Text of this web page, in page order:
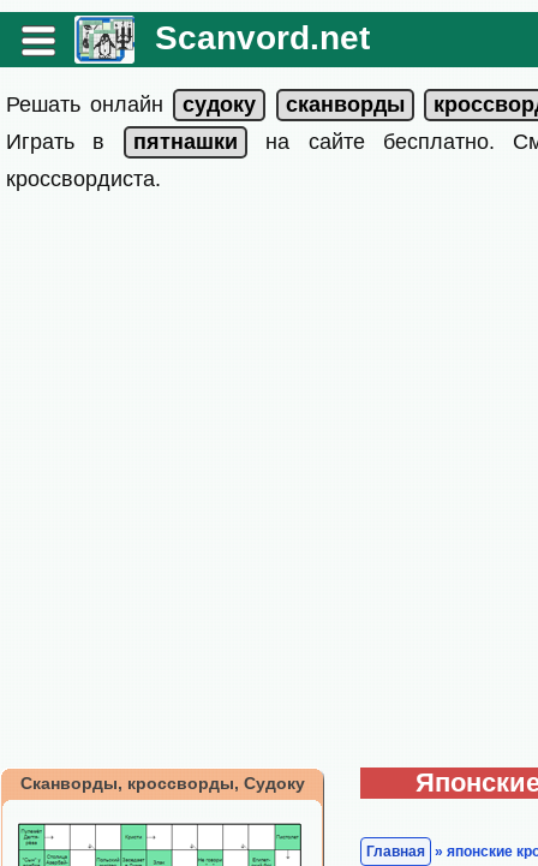
Scanvord.net
Решать онлайн
Играть в
на сайте бесплатно.
кроссвордиста.
Сканворды, кроссворды, Судоку
Главная » японские